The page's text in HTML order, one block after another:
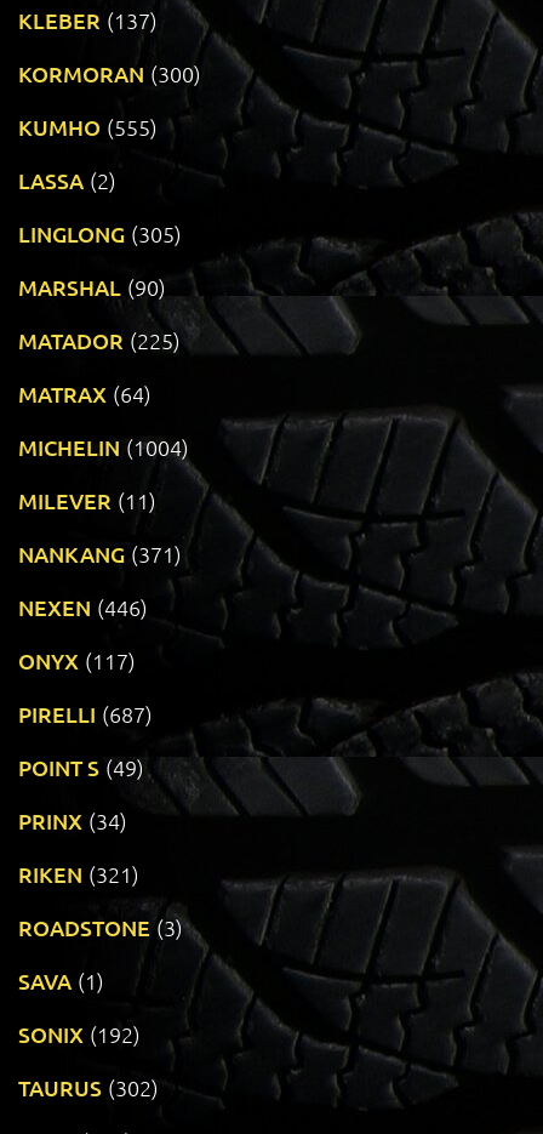
KLEBER (137)
KORMORAN (300)
KUMHO (555)
LASSA (2)
LINGLONG (305)
MARSHAL (90)
MATADOR (225)
MATRAX (64)
MICHELIN (1004)
MILEVER (11)
NANKANG (371)
NEXEN (446)
ONYX (117)
PIRELLI (687)
POINT S (49)
PRINX (34)
RIKEN (321)
ROADSTONE (3)
SAVA (1)
SONIX (192)
TAURUS (302)